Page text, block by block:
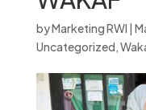
byMarketing RWI |
Uncategorized,